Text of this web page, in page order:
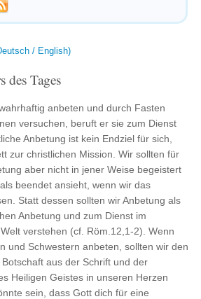
/ English)
des Tages
anbeten und durch Fasten
versuchen, beruft er sie zum Dienst
Anbetung ist kein Endziel für sich,
zur christlichen Mission. Wir sollten für
aber nicht in jener Weise begeistert
beendet ansieht, wenn wir das
Statt dessen sollten wir Anbetung als
Anbetung und zum Dienst im
verstehen (cf. Röm.12,1-2). Wenn
und Schwestern anbeten, sollten wir den
aus der Schrift und der
Heiligen Geistes in unseren Herzen
sein, dass Gott dich für eine